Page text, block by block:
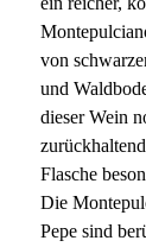
von
und
dieser Wein
Flasche
Die
Pepe sind